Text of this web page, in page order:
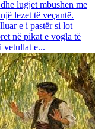
lugjet mbushen me
lezet të veçantë.
e i pastër si lot
në pikat e vogla të
vetullat e...